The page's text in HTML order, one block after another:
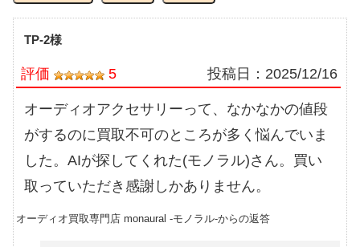
TP-2様
評価 5 投稿日： 2025/12/16
オーディオアクセサリーって、なかなかの値段
がするのに買取不可のところが多く悩んでいま
した。AIが探してくれた(モノラル)さん。買い
取っていただき感謝しかありません。
オーディオ買取専門店 monaural -モノラル-からの返答